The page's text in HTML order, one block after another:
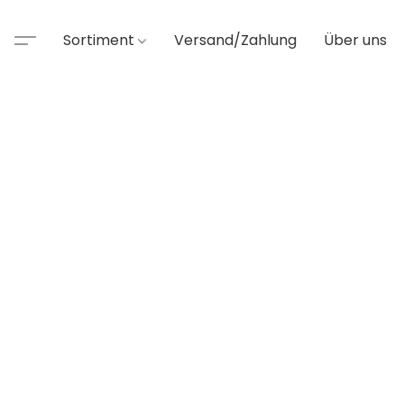
Sortiment Versand/Zahlung Über uns